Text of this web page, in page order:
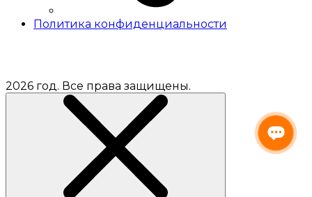
Политика конфиденциальности
2026 год. Все права защищены.